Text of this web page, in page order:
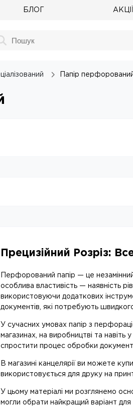
БЛОГ АКЦІЇ
Папір
Прецизійний Розріз:
Перфорований папір — це
особлива властивість — наявність
використовуючи додаткових
документів, які потребують
У сучасних умовах папір з
магазинах, на виробництві та
спростити процес обробки
В магазині канцелярії ви можете
використовується для друку на
У цьому матеріалі ми розглянемо
могли обрати найкращий варіант для